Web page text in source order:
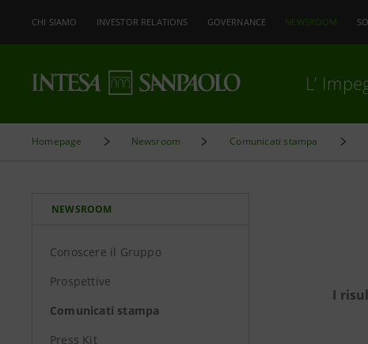
CHI SIAMO INVESTOR RELATIONS GOVERNANCE NEWSROOM
L’
Homepage Newsroom Comunicati stampa
NEWSROOM
Conoscere il Gruppo
Prospettive
Comunicati stampa
Press Kit
I